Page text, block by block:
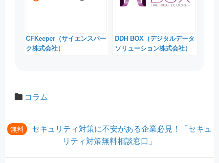
CFKeeper（サイエンスパー
ク株式会社）
DDH BOX（デジタルデータ
ソリューション株式会社）
コラム
無料
セキュリティ対策に不安がある企業必見！「セキュ
リティ対策無料相談窓口」